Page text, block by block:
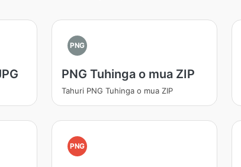
PNG
PNG Tuhinga o mua ZIP
Tahuri PNG Tuhinga o mua ZIP
PNG